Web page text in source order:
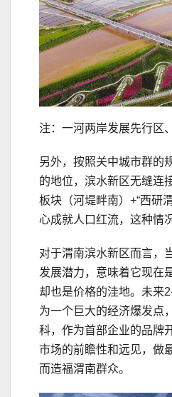
注：一河两岸发展先行区
另外，按照关中城市群的
的地位，滨水新区无缝连
板块（河堤畔南）+“西研
心成就人口红流，这种情
对于渭南滨水新区而言，
发展潜力，意味着它现在
却也是价格的洼地。未来
为一个巨大的经济爆发点
科，作为首部企业的品牌
市场的前瞻性和远见，做
而造福渭南群众。